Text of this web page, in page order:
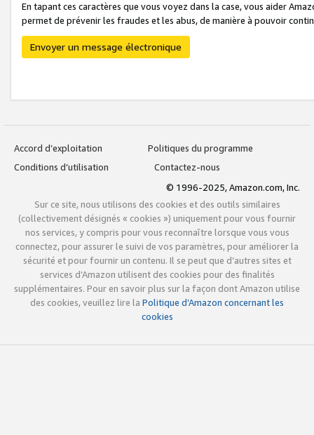
En tapant ces caractères que vous voyez dans la case, vous aider
permet de prévenir les fraudes et les abus, de manière à pouvoir
Envoyer un message électronique
Accord d’exploitation
Politiques du programme
Conditions d’utilisation
Contactez-nous
© 1996-2025, Amazon.com, Inc.
Sur ce site, nous utilisons des cookies et des outils similaires
(collectivement désignés « cookies ») uniquement pour vous fournir
nos services, y compris pour vous reconnaître lorsque vous vous
connectez, pour assurer le suivi de vos paramètres, pour améliorer la
sécurité et pour fournir un contenu. Il se peut que d’autres sites et
services d’Amazon utilisent des cookies pour des finalités
supplémentaires. Pour en savoir plus sur la façon dont Amazon utilise
des cookies, veuillez lire la Politique d’Amazon concernant les
cookies